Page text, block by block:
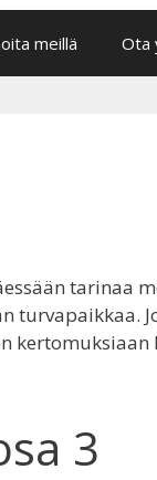
meillä Ota
tarinaa
turvapaikkaa.
3